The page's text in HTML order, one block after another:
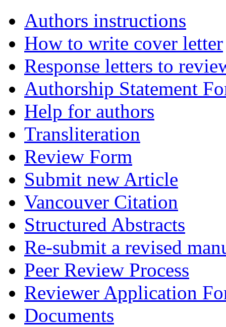
Authors instructions
How to write cover letter
Response letters to
Authorship Statement
Help for authors
Transliteration
Review Form
Submit new Article
Vancouver Citation
Structured Abstracts
Re-submit a revised
Peer Review Process
Reviewer Application
Documents